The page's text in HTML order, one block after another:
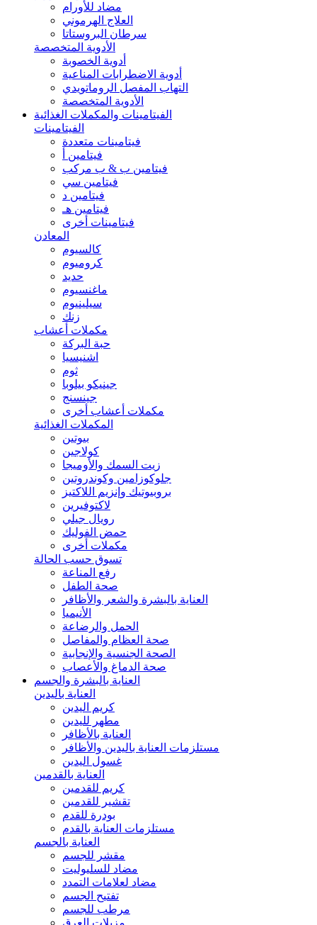
مضاد للأورام
العلاج الهرموني
سرطان البروستاتا
الأدوية المتخصصة
أدوية الخصوبة
أدوية الاضطرابات المناعية
التهاب المفصل الروماتويدي
الأدوية المتخصصة
الفيتامينات والمكملات الغذائية
الفيتامينات
فيتامينات متعددة
فيتامين أ
فيتامين ب & ب مركب
فيتامين سي
فيتامين د
فيتامين هـ
فيتامينات أخرى
المعادن
كالسيوم
كروميوم
حديد
ماغنسيوم
سيلينيوم
زنك
مكملات أعشاب
حبة البركة
اشنيسيا
ثوم
جينيكو بيلوبا
جينسنج
مكملات أعشاب أخرى
المكملات الغذائية
بيوتين
كولاجين
زيت السمك والأوميجا
جلوكوزامين وكوندروتين
بروبيوتيك وإنزيم اللاكتيز
لاكتوفيرين
رويال جيلي
حمض الفوليك
مكملات أخرى
تسوق حسب الحالة
رفع المناعة
صحة الطفل
العناية بالبشرة والشعر والأظافر
الأنيميا
الحمل والرضاعة
صحة العظام والمفاصل
الصحة الجنسية والإنجابية
صحة الدماغ والأعصاب
العناية بالبشرة والجسم
العناية باليدين
كريم اليدين
مطهر لليدين
العناية بالأظافر
مستلزمات العناية باليدين والأظافر
غسول اليدين
العناية بالقدمين
كريم للقدمين
تقشير للقدمين
بودرة للقدم
مستلزمات العناية بالقدم
العناية بالجسم
مقشر للجسم
مضاد للسليوليت
مضاد لعلامات التمدد
تفتيح الجسم
مرطب للجسم
مزيلات العرق